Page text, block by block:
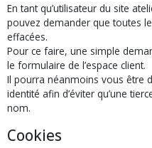
En tant qu’utilisateur du site
pouvez demander que toutes
effacées.
Pour ce faire, une simple
le formulaire de l’espace client.
Il pourra néanmoins vous être
identité afin d’éviter qu’une
nom.
Cookies